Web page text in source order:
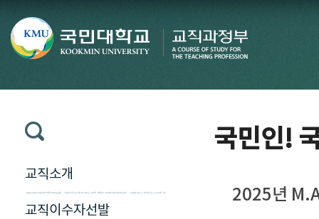
교직소개
교직이수자선발
국민인!
2025년